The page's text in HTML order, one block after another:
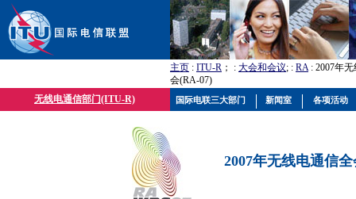
主页 : ITU-R ； : 大会和会议; : RA: 2007年
会(RA-07)
无线电通信部门(ITU-R)
2007年无线电通信
国际电联三大部门 新闻室 各项活动